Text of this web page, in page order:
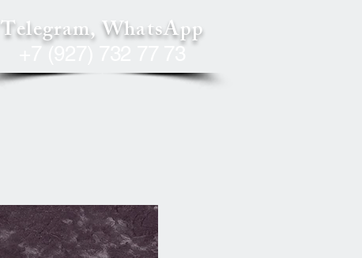
Telegram, WhatsApp
+7 (927) 732 77 73